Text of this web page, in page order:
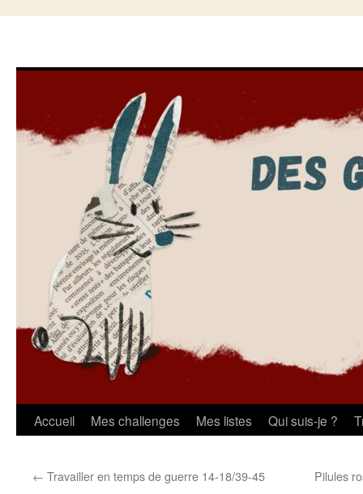
Aller
contenu
Accueil Mes challenges Mes listes Qui suis-je ?
← Travailler en temps de guerre 14-18/39-45 Pilules